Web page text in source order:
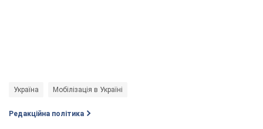
Україна Мобілізація в Україні
Редакційна політика